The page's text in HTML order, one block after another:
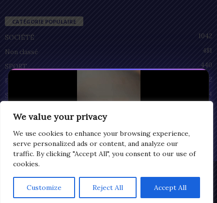
We value your privacy
We use cookies to enhance your browsing experience,
serve personalized ads or content, and analyze our
traffic. By clicking "Accept All", you consent to our use of
cookies.
Customize Reject All Accept All
CATÉGORIE POPULAIRE
SOCIÉTÉ
1042
Non classé
481
SPORT
440
POLITIQUE
212
SANTÉ
94
© Copyright 2025 | LOMEGRAPH
All rights reserved
0:07